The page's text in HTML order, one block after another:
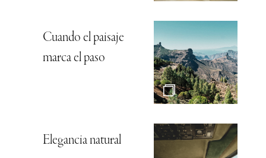
Cuando el paisaje
marca el paso
Elegancia natural